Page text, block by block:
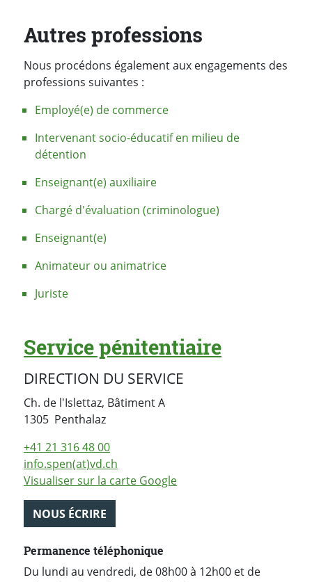
Autres professions
Nous procédons également aux engagements des
professions suivantes :
Employé(e) de commerce
Intervenant socio-éducatif en milieu de
détention
Enseignant(e) auxiliaire
Chargé d'évaluation (criminologue)
Enseignant(e)
Animateur ou animatrice
Juriste
Service pénitentiaire
DIRECTION DU SERVICE
Ch. de l'Islettaz, Bâtiment A
1305 PenthalazSuisse
+41 21 316 48 00
info.spen(at)vd.ch
Visualiser sur la carte Google
NOUS ÉCRIRE
Permanence téléphonique
Du lundi au vendredi, de 08h00 à 12h00 et de